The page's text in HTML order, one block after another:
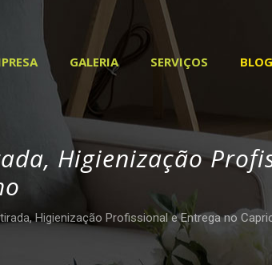
GALERIA SERVIÇOS BLOG
Higienização
Higienização Profissional e Entrega no